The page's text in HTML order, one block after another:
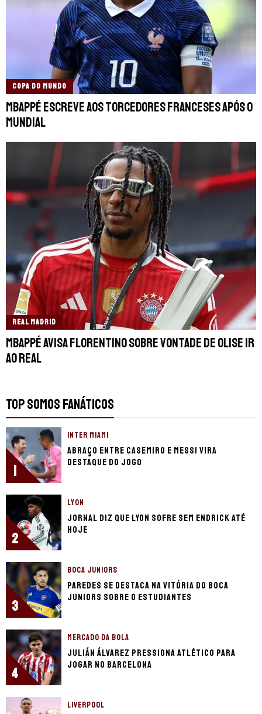
COPA DO MUNDO
Mbappé escreve aos torcedores franceses após o
Mundial
REAL MADRID
Mbappé avisa Florentino sobre vontade de Olise ir
ao Real
TOP SOMOS FANÁTICOS
1
INTER MIAMI
Abraço entre Casemiro e Messi vira
destaque do jogo
2
LYON
Jornal diz que Lyon sofre sem Endrick até
hoje
3
BOCA JUNIORS
Paredes se destaca na vitória do Boca
Juniors sobre o Estudiantes
4
MERCADO DA BOLA
Julián Álvarez pressiona Atlético para
jogar no Barcelona
LIVERPOOL